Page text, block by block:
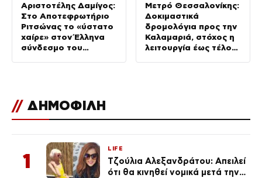
Αριστοτέλης Δαμίγος:
Στο Αποτεφρωτήριο
Ριτσώνας το «ύστατο
χαίρε» στον Έλληνα
σύνδεσμο του
Μετρό Θεσσαλονίκης:
Δοκιμαστικά
δρομολόγια προς την
Καλαμαριά, στόχος η
λειτουργία έως τέλος
// ΔΗΜΟΦΙΛΗ
1
LIFE
Τζούλια Αλεξανδράτου: Απειλεί
ότι θα κινηθεί νομικά μετά την